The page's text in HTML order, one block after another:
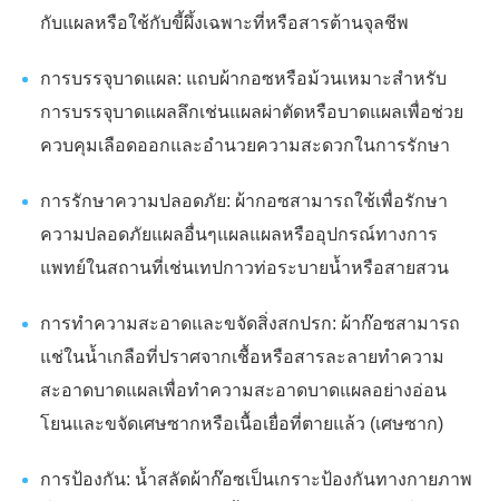
กับแผลหรือใช้กับขี้ผึ้งเฉพาะที่หรือสารต้านจุลชีพ
การบรรจุบาดแผล: แถบผ้ากอซหรือม้วนเหมาะสำหรับ
การบรรจุบาดแผลลึกเช่นแผลผ่าตัดหรือบาดแผลเพื่อช่วย
ควบคุมเลือดออกและอำนวยความสะดวกในการรักษา
การรักษาความปลอดภัย: ผ้ากอซสามารถใช้เพื่อรักษา
ความปลอดภัยแผลอื่นๆแผลแผลหรืออุปกรณ์ทางการ
แพทย์ในสถานที่เช่นเทปกาวท่อระบายน้ำหรือสายสวน
การทำความสะอาดและขจัดสิ่งสกปรก: ผ้าก๊อซสามารถ
แช่ในน้ำเกลือที่ปราศจากเชื้อหรือสารละลายทำความ
สะอาดบาดแผลเพื่อทำความสะอาดบาดแผลอย่างอ่อน
โยนและขจัดเศษซากหรือเนื้อเยื่อที่ตายแล้ว (เศษซาก)
การป้องกัน: น้ำสลัดผ้าก๊อซเป็นเกราะป้องกันทางกายภาพ